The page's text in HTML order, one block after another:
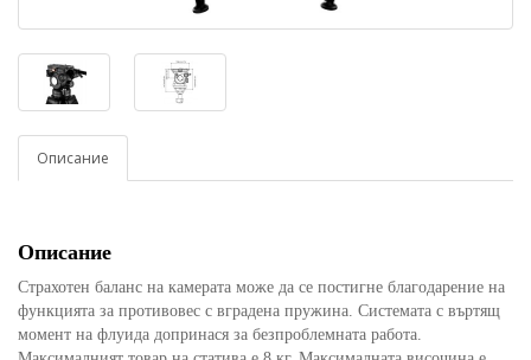
Описание
Описание
Страхотен баланс на камерата може да се постигне благодарение на
функцията за противовес с вградена пружина. Системата с въртящ
момент на флуида допринася за безпроблемната работа.